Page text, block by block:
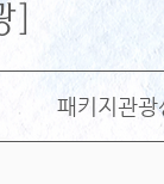
]
패키지관광